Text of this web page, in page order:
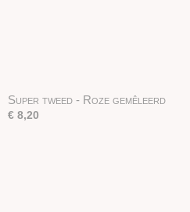
Super tweed - Roze gemêleerd
€ 8,20